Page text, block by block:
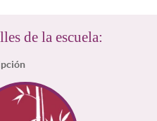
de la escuela: